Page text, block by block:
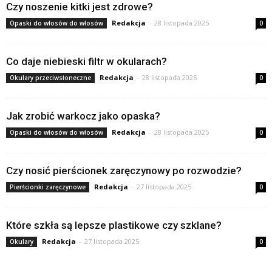
Czy noszenie kitki jest zdrowe?
Opaski do włosów do włosów Redakcja - 28 listopada 2025 0
Co daje niebieski filtr w okularach?
Okulary przeciwsłoneczne Redakcja - 28 listopada 2025 0
Jak zrobić warkocz jako opaska?
Opaski do włosów do włosów Redakcja - 28 listopada 2025 0
Czy nosić pierścionek zaręczynowy po rozwodzie?
Pierścionki zaręczynowe Redakcja - 27 listopada 2025 0
Które szkła są lepsze plastikowe czy szklane?
Okulary Redakcja - 27 listopada 2025 0